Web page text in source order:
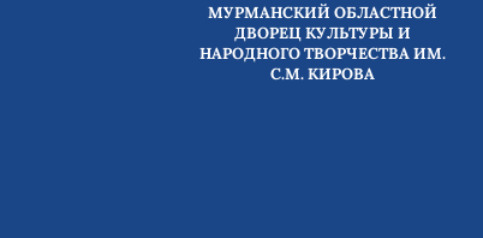
МУРМАНСКИЙ ОБЛАСТНОЙ
ДВОРЕЦ КУЛЬТУРЫ И
НАРОДНОГО ТВОРЧЕСТВА ИМ.
С.М. КИРОВА